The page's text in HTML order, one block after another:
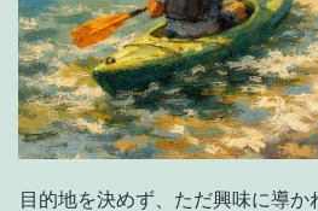
目的地を決めず、ただ興味に導